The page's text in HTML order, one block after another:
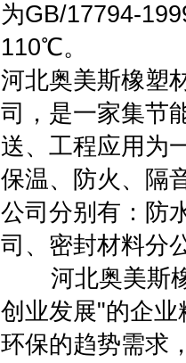
为GB/17794-
110℃。
河北奥美斯橡塑
司，是一家集节
送、工程应用为
保温、防火、隔
公司分别有：防
司、密封材料分
河北奥美斯橡
创业发展"的企
环保的趋势需求